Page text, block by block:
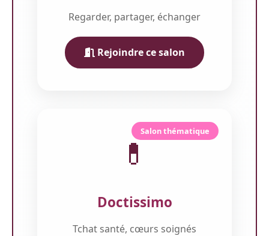
Regarder, partager, échanger
Rejoindre ce salon
Salon thématique
💊
Doctissimo
Tchat santé, cœurs soignés